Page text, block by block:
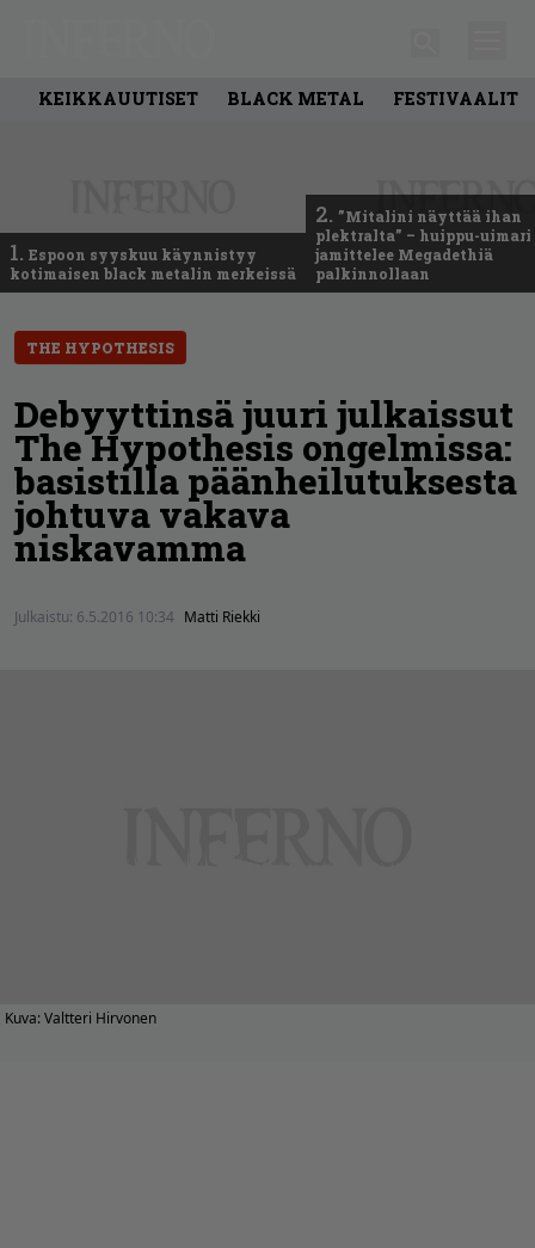
KEIKKAUUTISET BLACK METAL FESTIVAALIT
1. Espoon syyskuu käynnistyy
kotimaisen black metalin merkeissä
2. ”Mitalini näyttää ihan
plektralta” – huippu-uimari
jamittelee Megadethiä
palkinnollaan
THE HYPOTHESIS
Debyyttinsä juuri julkaissut
The Hypothesis ongelmissa:
basistilla päänheilutuksesta
johtuva vakava
niskavamma
Julkaistu: 6.5.2016 10:34 Matti Riekki
Kuva: Valtteri Hirvonen